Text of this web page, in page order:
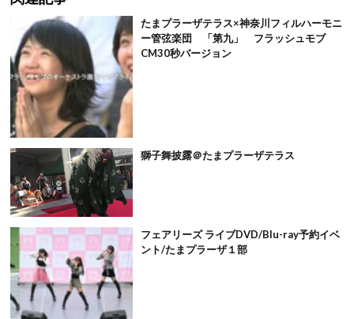
たまプラーザテラス×神奈川フィルハーモニ
ー管弦楽団 「第九」 フラッシュモブ
CM30秒バージョン
獅子舞披露＠たまプラーザテラス
フェアリーズ ライブDVD/Blu-ray予約イベ
ント/たまプラーザ１部